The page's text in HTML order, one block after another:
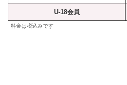
U-18会員
料金は税込みです